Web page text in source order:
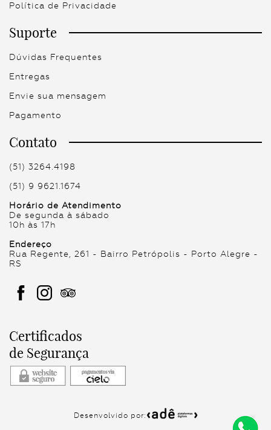
Política de Privacidade
Suporte
Dúvidas Frequentes
Entregas
Envie sua mensagem
Pagamento
Contato
(51) 3264.4198
(51) 9 9621.1674
Horário de Atendimento
De segunda à sábado
10h às 17h
Endereço
Rua Regente, 261 - Bairro Petrópolis - Porto Alegre -
RS
Certificados
de Segurança
Desenvolvido por: